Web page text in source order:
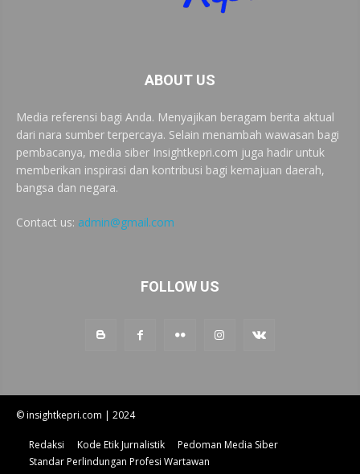
ABOUT US
Media referensi bagi Anda. Menyajikan beragam berita aktual
dari nara sumber terpercaya. Selain menambah wawasan bagi
pembacanya, media siber Insightkepri.com juga hadir untuk
memberikan inspirasi dan kontribusi bagi kemajuan daerah,
bangsa dan negara.
Contact us: admin@gmail.com
FOLLOW US
© insightkepri.com | 2024
Redaksi Kode Etik Jurnalistik
Pedoman Media Siber
Standar Perlindungan Profesi Wartawan